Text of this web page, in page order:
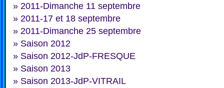
» 2011-Dimanche 11 septembre
» 2011-17 et 18 septembre
» 2011-Dimanche 25 septembre
» Saison 2012
» Saison 2012-JdP-FRESQUE
» Saison 2013
» Saison 2013-JdP-VITRAIL